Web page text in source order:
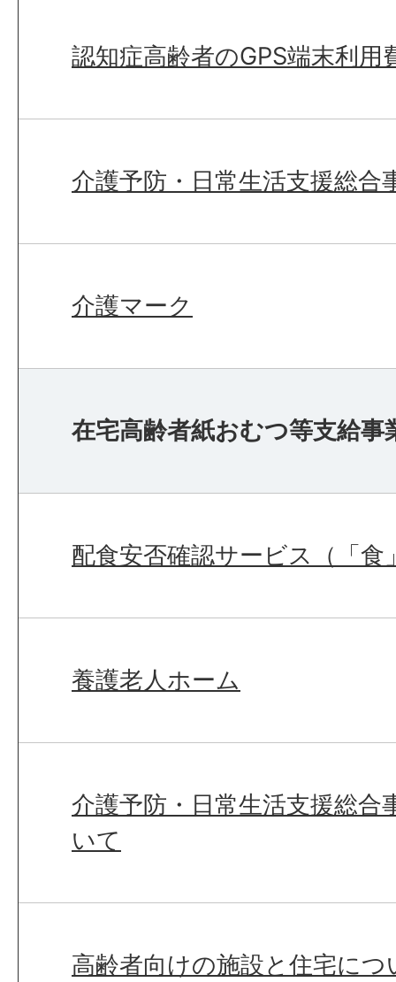
認知症高齢者のGPS端末利用
介護予防・日常生活支援総合
介護マーク
在宅高齢者紙おむつ等支給事
配食安否確認サービス（「食
養護老人ホーム
介護予防・日常生活支援総合
いて
高齢者向けの施設と住宅に